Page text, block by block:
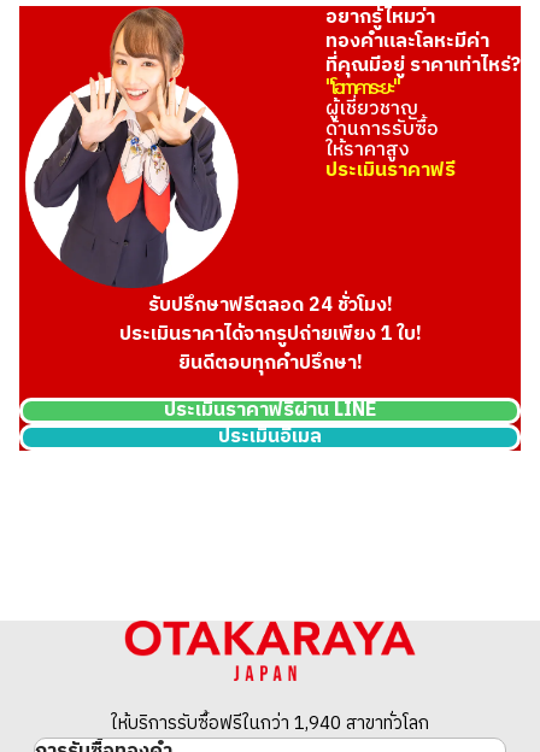
อยากรู้ไหมว่า
ทองคำและโลหะมีค่า
ที่คุณมีอยู่ ราคาเท่าไหร่?
"โอทาคาระยะ"
ผู้เชี่ยวชาญ
ด้านการรับซื้อ
ให้ราคาสูง
ประเมินราคาฟรี
รับปรึกษาฟรีตลอด 24 ชั่วโมง!
ประเมินราคาได้จากรูปถ่ายเพียง 1 ใบ!
ยินดีตอบทุกคำปรึกษา!
ประเมินราคาฟรีผ่าน LINE
ประเมินอีเมล
ให้บริการรับซื้อฟรีในกว่า 1,940 สาขาทั่วโลก